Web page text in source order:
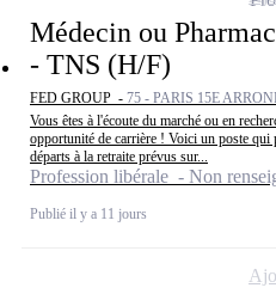
Médecin ou
- TNS (H/F)
FED GROUP - 75 - PARIS 15E
Vous êtes à l'écoute du marché ou en
opportunité de carrière ! Voici un poste qui
départs à la retraite prévus sur...
Profession libérale - Non
Publié il y a 11 jours